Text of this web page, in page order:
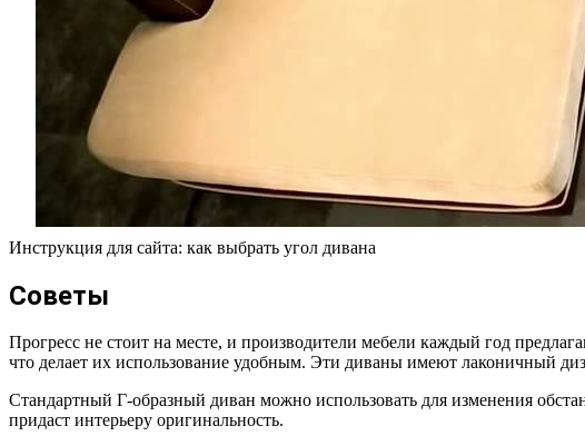
Инструкция для сайта: как выбрать угол дивана
Советы
Прогресс не стоит на месте, и производители мебели каждый год
что делает их использование удобным. Эти диваны имеют лаконичный
Стандартный Г-образный диван можно использовать для изменения
придаст интерьеру оригинальность.